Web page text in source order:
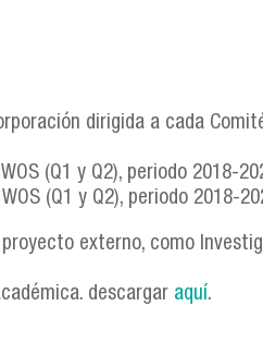
dirigida a cada
(Q1 y Q2), periodo 2018-
(Q1 y Q2), periodo 2018-
externo, como
descargar aquí.